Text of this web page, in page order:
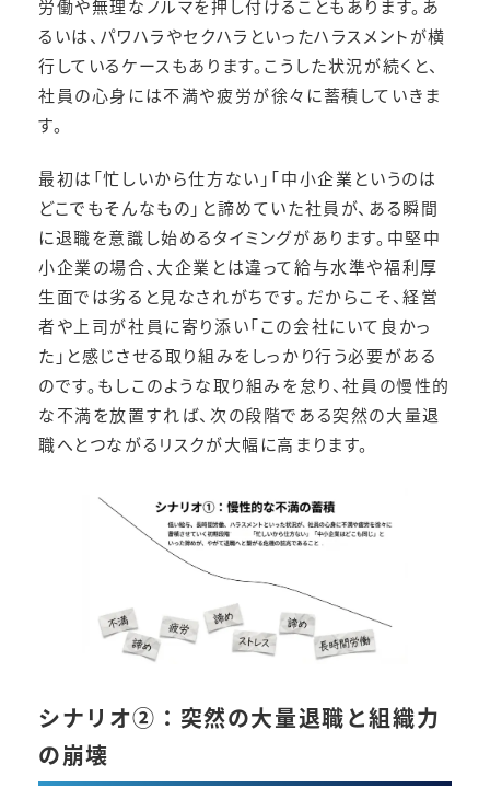
労働や無理なノルマを押し付けることもあります。あ
るいは、パワハラやセクハラといったハラスメントが横
行しているケースもあります。こうした状況が続くと、
社員の心身には不満や疲労が徐々に蓄積していきま
す。
最初は「忙しいから仕方ない」「中小企業というのは
どこでもそんなもの」と諦めていた社員が、ある瞬間
に退職を意識し始めるタイミングがあります。中堅中
小企業の場合、大企業とは違って給与水準や福利厚
生面では劣ると見なされがちです。だからこそ、経営
者や上司が社員に寄り添い「この会社にいて良かっ
た」と感じさせる取り組みをしっかり行う必要がある
のです。もしこのような取り組みを怠り、社員の慢性的
な不満を放置すれば、次の段階である突然の大量退
職へとつながるリスクが大幅に高まります。
シナリオ②： 突然の大量退職と組織力
の崩壊